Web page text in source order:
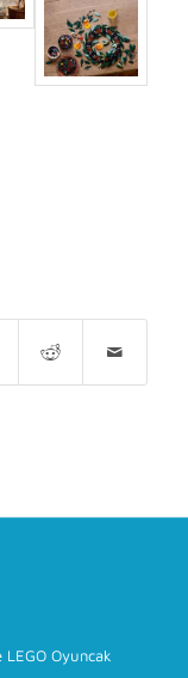
LEGO Oyuncak